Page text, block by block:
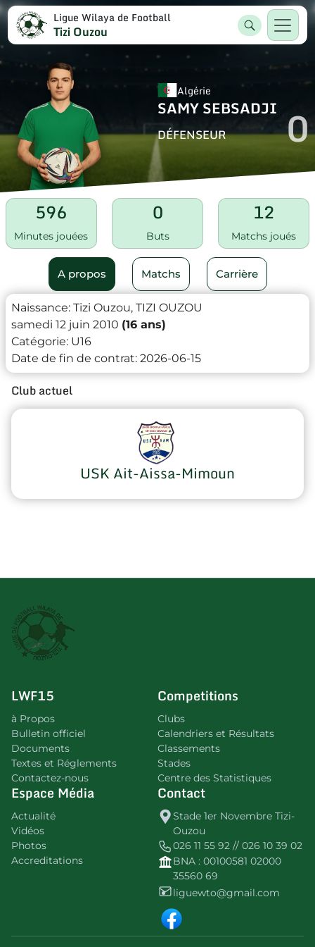
Ligue Wilaya de Football
Tizi Ouzou
Algérie
SAMY SEBSADJI
DÉFENSEUR 0
596
Minutes jouées
0
Buts
12
Matchs joués
A propos Matchs Carrière
Naissance: Tizi Ouzou, TIZI OUZOU
samedi 12 juin 2010 (16 ans)
Catégorie: U16
Date de fin de contrat: 2026-06-15
Club actuel
USK Ait-Aissa-Mimoun
LWF15
à Propos
Bulletin officiel
Documents
Textes et Réglements
Contactez-nous
Competitions
Clubs
Calendriers et Résultats
Classements
Stades
Centre des Statistiques
Espace Média
Actualité
Vidéos
Photos
Accreditations
Contact
Stade 1er Novembre Tizi-
Ouzou
026 11 55 92 // 026 10 39 02
BNA : 00100581 02000
35560 69
liguewto@gmail.com